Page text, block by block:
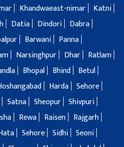
Khandwaeast-nimar
Katni
Datia Dindori
Dabra
Barwani
Panna
Narsinghpur Dhar
Ratlam
Bhopal Bhind
Betul
Harda Sehore
Satna Sheopur Shivpuri
Rewa Raisen
Rajgarh
Sehore Sidhi Seoni